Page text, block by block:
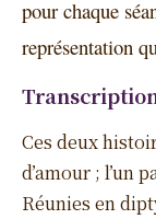
pour chaque
représentation
Ces deux
d’amour ; l’un
Réunies en